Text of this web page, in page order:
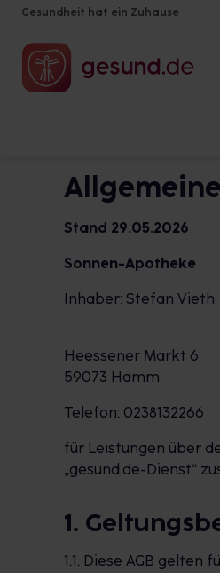
Gesundheit hat ein Zuhause
Stand 29.05.2026
Sonnen-Apotheke
Inhaber: Stefan Vieth
Heessener Markt 6
59073 Hamm
Telefon: 0238132266
für Leistungen über
„gesund.de-Dienst“
1.
1.1. Diese AGB